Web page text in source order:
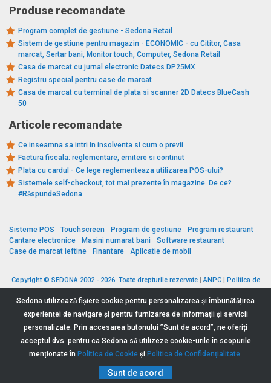
Produse recomandate
Program complet de gestiune - Sedona Retail
Sistem de gestiune pentru magazin - ECONOMIC - cu Cititor, Casa
marcat, Sertar bani, Monitor touch, Computer, Sedona Retail
Casa de marcat cu jurnal electronic Datecs DP25MX
Registru special pentru case de marcat
Casa de marcat cu terminal de plata si scanner 2D Datecs BlueCash
50
Articole recomandate
Ce inseamna sa intri in insolventa si cum o previi
Factura fiscala: reglementare, emitere si continut
Plata cu cardul - Ce lege reglementeaza utilizarea POS-ului?
Sistemele self-checkout, tot mai prezente în magazine. De ce?
#RăspundeSedona
Sisteme POS Touchscreen Program de gestiune
Program restaurant
Cantare electronice
Masini numarat bani
Software restaurant
Case de marcat ieftine
Finantare Aplicatie de mobil
Copyright © SEDONA 2002 - 2026. Toate drepturile rezervate|ANPC| Politica de
Sedona utilizează fişiere cookie pentru personalizarea și îmbunătățirea
experienței de navigare și pentru furnizarea de informații și servicii
personalizate. Prin accesarea butonului ”Sunt de acord”, ne oferiți
acceptul dvs. pentru ca Sedona să utilizeze cookie-urile în scopurile
menționate în Politica de Cookie și Politica de Confidențialitate.
Sunt de acord
Ai o întrebare?